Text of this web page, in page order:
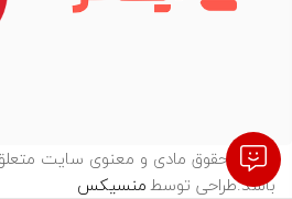
تمامی حقوق مادی و معنوی سایت
باشد.طراحی توسطمنسیکس